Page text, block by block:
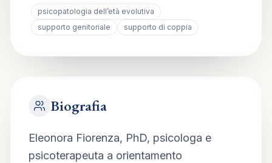
psicopatologia dell’età evolutiva
supporto genitoriale
supporto di coppia
Biografia
Eleonora Fiorenza, PhD, psicologa e
psicoterapeuta a orientamento